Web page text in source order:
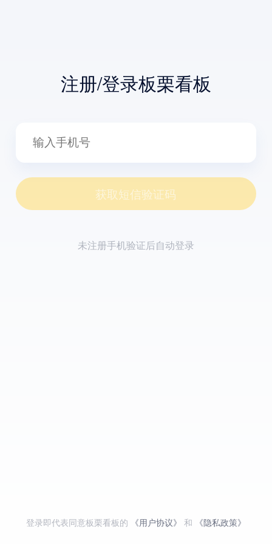
注册/登录板栗看板
获取短信验证码
未注册手机验证后自动登录
登录即代表同意板栗看板的 《用户协议》 和 《隐私政策》